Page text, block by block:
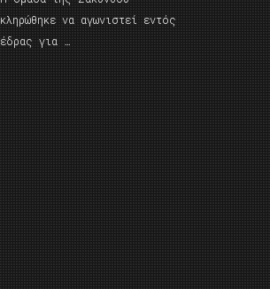
κληρώθηκε να αγωνιστεί εντός
έδρας για …